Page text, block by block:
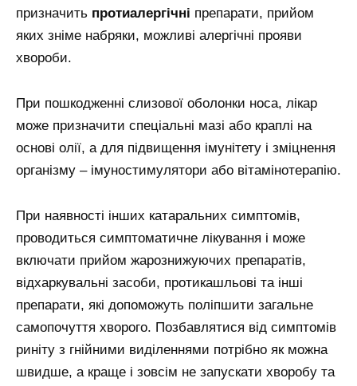
призначить протиалергічні препарати, прийом
яких зніме набряки, можливі алергічні прояви
хвороби.
При пошкодженні слизової оболонки носа, лікар
може призначити спеціальні мазі або краплі на
основі олії, а для підвищення імунітету і зміцнення
організму – імуностимулятори або вітамінотерапію.
При наявності інших катаральних симптомів,
проводиться симптоматичне лікування і може
включати прийом жарознижуючих препаратів,
відхаркувальні засоби, протикашльові та інші
препарати, які допоможуть поліпшити загальне
самопочуття хворого. Позбавлятися від симптомів
риніту з гнійними виділеннями потрібно як можна
швидше, а краще і зовсім не запускати хворобу та